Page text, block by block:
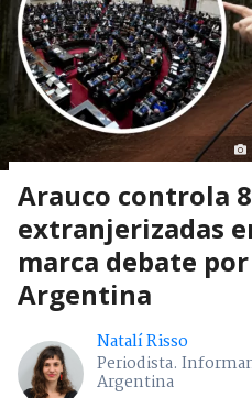
Arauco controla
extranjerizadas
marca debate
Argentina
Natalí Risso
Periodista.
Argentina